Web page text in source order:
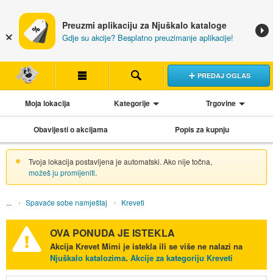
Preuzmi aplikaciju za Njuškalo kataloge
Gdje su akcije? Besplatno preuzimanje aplikacije!
PREDAJ OGLAS
Moja lokacija Kategorije Trgovine
Obavijesti o akcijama Popis za kupnju
Tvoja lokacija postavljena je automatski. Ako nije točna,
možeš ju promijeniti.
Spavaće sobe namještaj Kreveti
OVA PONUDA JE ISTEKLA
Akcija Krevet Mimi je istekla ili se više ne nalazi na
Njuškalo katalozima. Akcije za kategoriju Kreveti